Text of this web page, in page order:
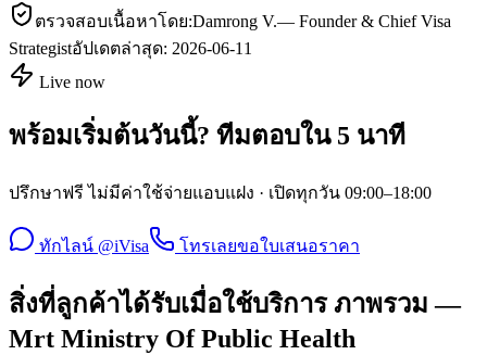
ตรวจสอบเนื้อหาโดย:Damrong V.— Founder & Chief Visa
Strategistอัปเดตล่าสุด: 2026-06-11
Live now
พร้อมเริ่มต้นวันนี้? ทีมตอบใน 5 นาที
ปรึกษาฟรี ไม่มีค่าใช้จ่ายแอบแฝง · เปิดทุกวัน 09:00–18:00
ทักไลน์ @iVisa โทรเลยขอใบเสนอราคา
สิ่งที่ลูกค้าได้รับเมื่อใช้บริการ ภาพรวม —
Mrt Ministry Of Public Health